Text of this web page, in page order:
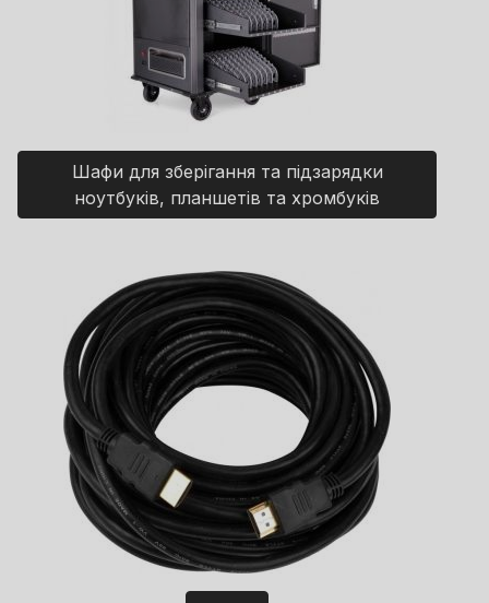
Шафи для зберігання та підзарядки
ноутбуків, планшетів та хромбуків